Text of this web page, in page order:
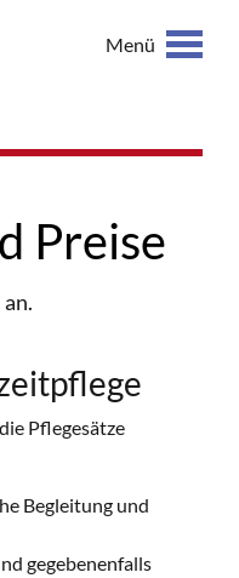
Menü
Preise
Pflegesätze
Begleitung und
gegebenenfalls